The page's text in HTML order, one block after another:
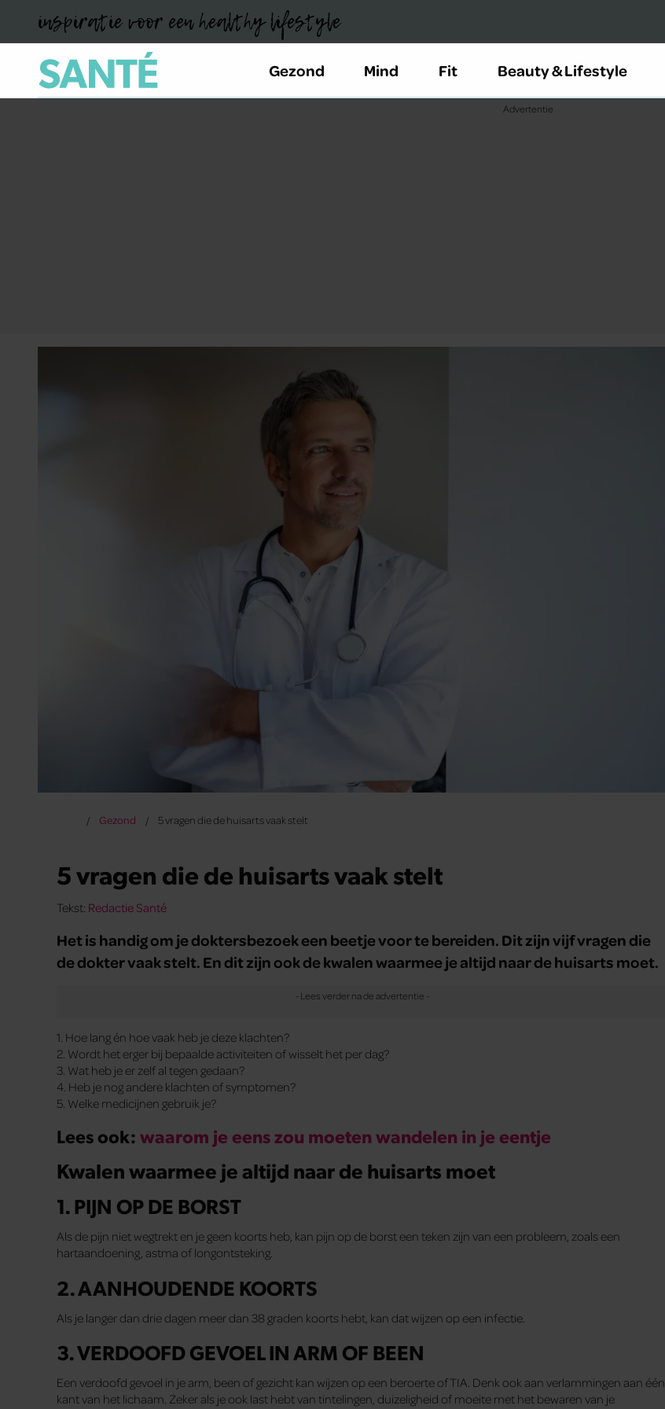
inspiratie voor een healthy lifestyle
Gezond Mind Fit Beauty & Lifestyle
Gezond 5 vragen die de huisarts vaak stelt
5 vragen die de huisarts vaak stelt
Tekst: Redactie Santé
Het is handig om je doktersbezoek een beetje voor te bereiden. Dit zijn vijf vragen die
de dokter vaak stelt. En dit zijn ook de kwalen waarmee je altijd naar de huisarts moet.
1. Hoe lang én hoe vaak heb je deze klachten?
2. Wordt het erger bij bepaalde activiteiten of wisselt het per dag?
3. Wat heb je er zelf al tegen gedaan?
4. Heb je nog andere klachten of symptomen?
5. Welke medicijnen gebruik je?
Lees ook:waarom je eens zou moeten wandelen in je eentje
Kwalen waarmee je altijd naar de huisarts moet
1. PIJN OP DE BORST
Als de pijn niet wegtrekt en je geen koorts heb, kan pijn op de borst een teken zijn van een probleem, zoals een
hartaandoening, astma of longontsteking.
2. AANHOUDENDE KOORTS
Als je langer dan drie dagen meer dan 38 graden koorts hebt, kan dat wijzen op een infectie.
3. VERDOOFD GEVOEL IN ARM OF BEEN
Een verdoofd gevoel in je arm, been of gezicht kan wijzen op een beroerte of TIA. Denk ook aan verlammingen aan één
kant van het lichaam. Zeker als je ook last hebt van tintelingen, duizeligheid of moeite met het bewaren van je